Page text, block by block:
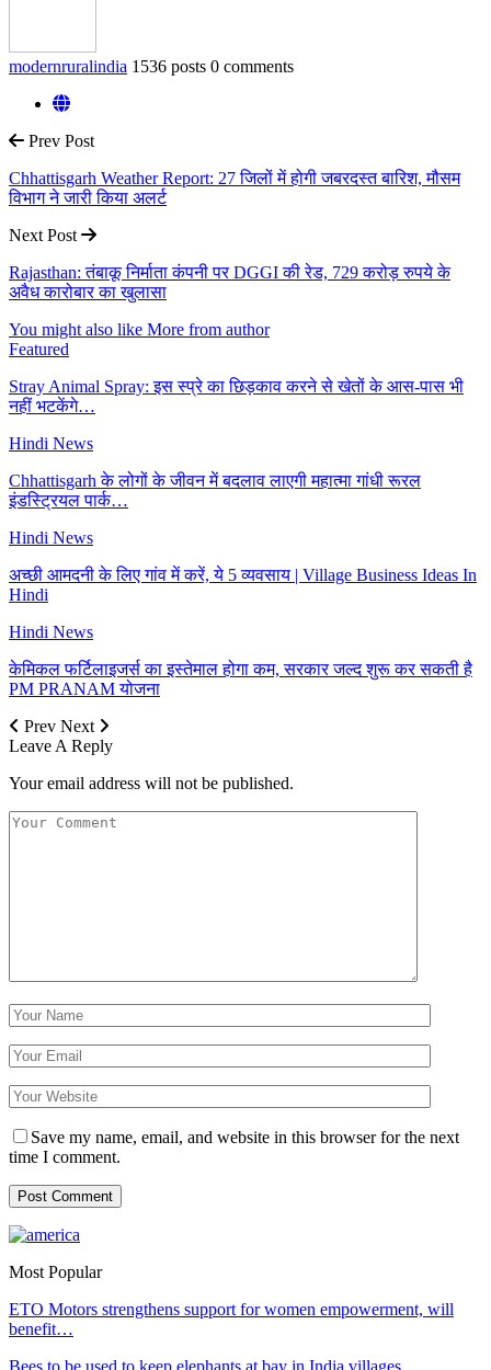
modernruralindia 1536 posts 0 comments
Prev Post
Chhattisgarh Weather Report: 27 जिलों में होगी जबरदस्त बारिश, मौसम
विभाग ने जारी किया अलर्ट
Next Post
Rajasthan: तंबाकू निर्माता कंपनी पर DGGI की रेड, 729 करोड़ रुपये के
अवैध कारोबार का खुलासा
You might also like More from author
Featured
Stray Animal Spray: इस स्प्रे का छिड़काव करने से खेतों के आस-पास भी
नहीं भटकेंगे…
Hindi News
Chhattisgarh के लोगों के जीवन में बदलाव लाएगी महात्मा गांधी रूरल
इंडस्ट्रियल पार्क…
Hindi News
अच्छी आमदनी के लिए गांव में करें, ये 5 व्यवसाय | Village Business Ideas In
Hindi
Hindi News
केमिकल फर्टिलाइजर्स का इस्तेमाल होगा कम, सरकार जल्द शुरू कर सकती है
PM PRANAM योजना
Prev Next
Leave A Reply
Your email address will not be published.
Save my name, email, and website in this browser for the next
time I comment.
Most Popular
ETO Motors strengthens support for women empowerment, will
benefit…
Bees to be used to keep elephants at bay in India villages